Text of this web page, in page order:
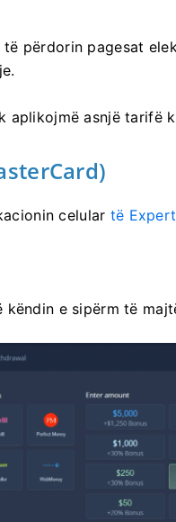
përdorin pagesat
aplikojmë asnjë tarifë
celular të
këndin e sipërm të